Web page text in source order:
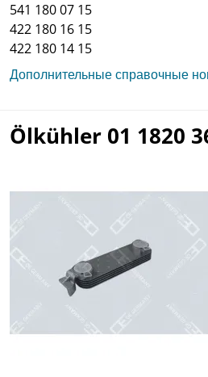
541 180 07 15
422 180 16 15
422 180 14 15
Дополнительные справочные
Ölkühler 01 1820